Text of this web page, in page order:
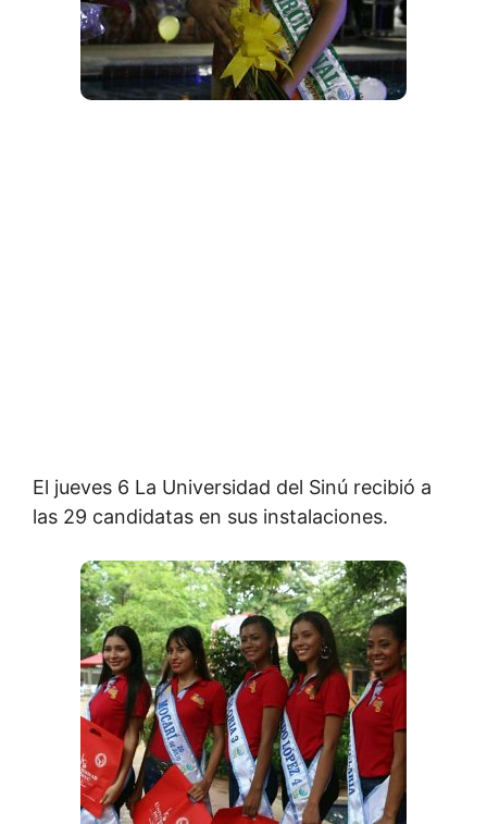
El jueves 6 La Universidad del Sinú recibió a
las 29 candidatas en sus instalaciones.